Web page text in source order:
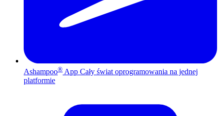
Ashampoo® App Cały świat oprogramowania na jednej
platformie